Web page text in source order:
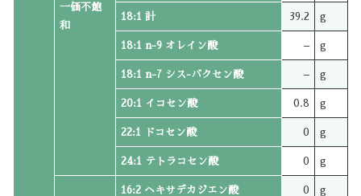
一価不飽
和
18:1 計 39.2 g
18:1 n-9 オレイン酸 – g
18:1 n-7 シス-バクセン酸 – g
20:1 イコセン酸 0.8 g
22:1 ドコセン酸 0 g
24:1 テトラコセン酸 0 g
16:2 ヘキサデカジエン酸 0 g